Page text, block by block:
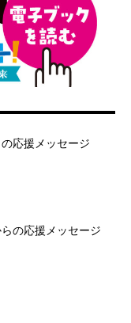
応援メッセージ
の応援メッセージ